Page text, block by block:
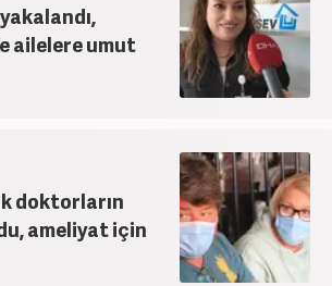
ailelere umut
doktorların
ameliyat için